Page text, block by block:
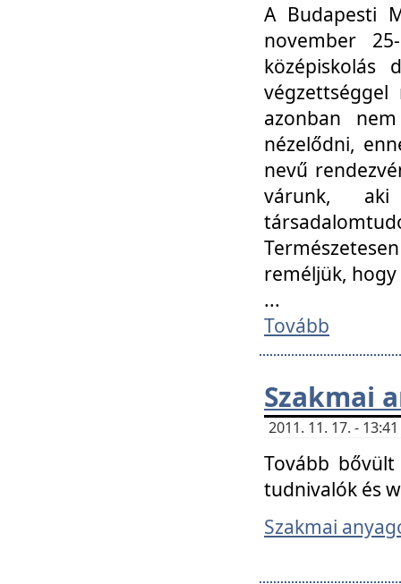
A Budapesti
november
középiskolás
azonban
nézelődni,
nevű
várunk, aki
reméljük,
...
Tovább
Szakmai
2011. 11. 17. -
Tovább bővült
tudnivalók és
Szakmai